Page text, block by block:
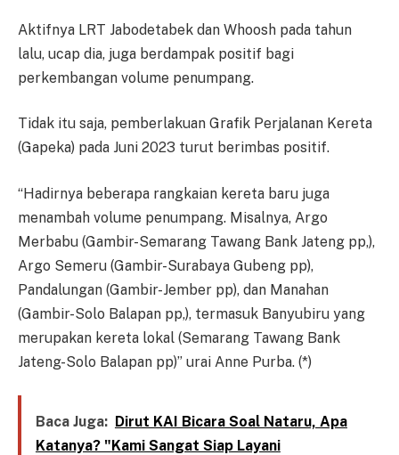
Aktifnya LRT Jabodetabek dan Whoosh pada tahun
lalu, ucap dia, juga berdampak positif bagi
perkembangan volume penumpang.
Tidak itu saja, pemberlakuan Grafik Perjalanan Kereta
(Gapeka) pada Juni 2023 turut berimbas positif.
“Hadirnya beberapa rangkaian kereta baru juga
menambah volume penumpang. Misalnya, Argo
Merbabu (Gambir-Semarang Tawang Bank Jateng pp,),
Argo Semeru (Gambir-Surabaya Gubeng pp),
Pandalungan (Gambir-Jember pp), dan Manahan
(Gambir-Solo Balapan pp,), termasuk Banyubiru yang
merupakan kereta lokal (Semarang Tawang Bank
Jateng-Solo Balapan pp)” urai Anne Purba. (*)
Baca Juga: Dirut KAI Bicara Soal Nataru, Apa
Katanya? "Kami Sangat Siap Layani